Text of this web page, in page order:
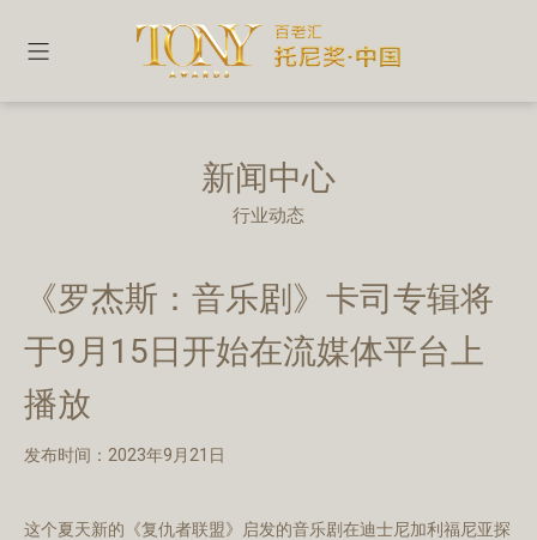
新闻中心
行业动态
《罗杰斯：音乐剧》卡司专辑将
于9月15日开始在流媒体平台上
播放
发布时间：2023年9月21日
这个夏天新的《复仇者联盟》启发的音乐剧在迪士尼加利福尼亚探